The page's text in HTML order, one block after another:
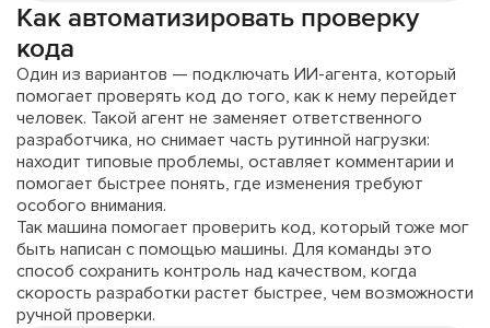
Как автоматизировать проверку
кода
Один из вариантов — подключать ИИ-агента, который
помогает проверять код до того, как к нему перейдет
человек. Такой агент не заменяет ответственного
разработчика, но снимает часть рутинной нагрузки:
находит типовые проблемы, оставляет комментарии и
помогает быстрее понять, где изменения требуют
особого внимания.
Так машина помогает проверить код, который тоже мог
быть написан с помощью машины. Для команды это
способ сохранить контроль над качеством, когда
скорость разработки растет быстрее, чем возможности
ручной проверки.